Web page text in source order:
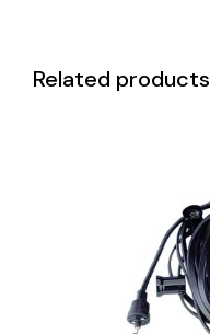
Related products